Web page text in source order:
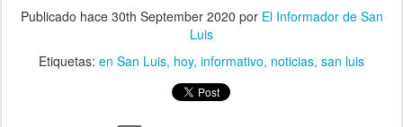
Publicado hace 30th September 2020 por El Informador de San
Luis
Etiquetas: en San Luis hoy informativo noticias san luis